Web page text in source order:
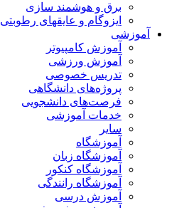
برق و هوشمند سازی
ایزوگام و عایقهای رطوبتی
آموزشی
آموزش کامپیوتر
آموزش ورزشی
تدریس خصوصی
پروژه‌های دانشگاهی
فرصت‌های دانشجویی
خدمات آموزشی
سایر
آموزشگاه
آموزشگاه زبان
آموزشگاه کنکور
آموزشگاه رانندگی
آموزش درسی